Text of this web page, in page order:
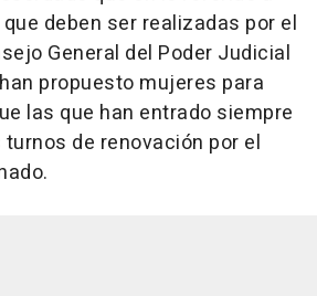
deben ser realizadas por el
General del Poder Judicial
propuesto mujeres para
las que han entrado siempre
de renovación por el